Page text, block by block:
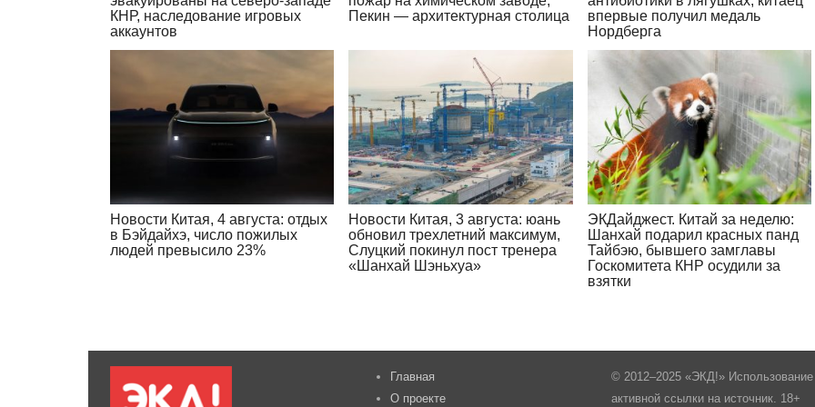
КНР, наследование игровых
аккаунтов
Пекин — архитектурная столица
впервые получил медаль
Нордберга
Новости Китая, 4 августа: отдых
в Бэйдайхэ, число пожилых
людей превысило 23%
Новости Китая, 3 августа: юань
обновил трехлетний максимум,
Слуцкий покинул пост тренера
«Шанхай Шэньхуа»
ЭКДайджест. Китай за неделю:
Шанхай подарил красных панд
Тайбэю, бывшего замглавы
Госкомитета КНР осудили за
взятки
Главная
О проекте
© 2012–2025 «ЭКД!»
активной ссылки на источник. 18+